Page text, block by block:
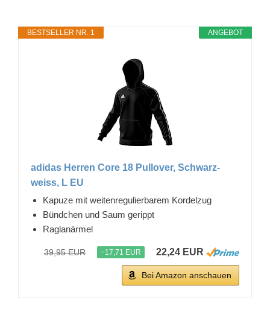
ANGEBOT
BESTSELLER NR. 1
adidas Herren Core 18 Pullover, Schwarz-
weiss, L EU
Kapuze mit weitenregulierbarem Kordelzug
Bündchen und Saum gerippt
Raglanärmel
39,95 EUR −17,71 EUR 22,24 EUR
Bei Amazon anschauen